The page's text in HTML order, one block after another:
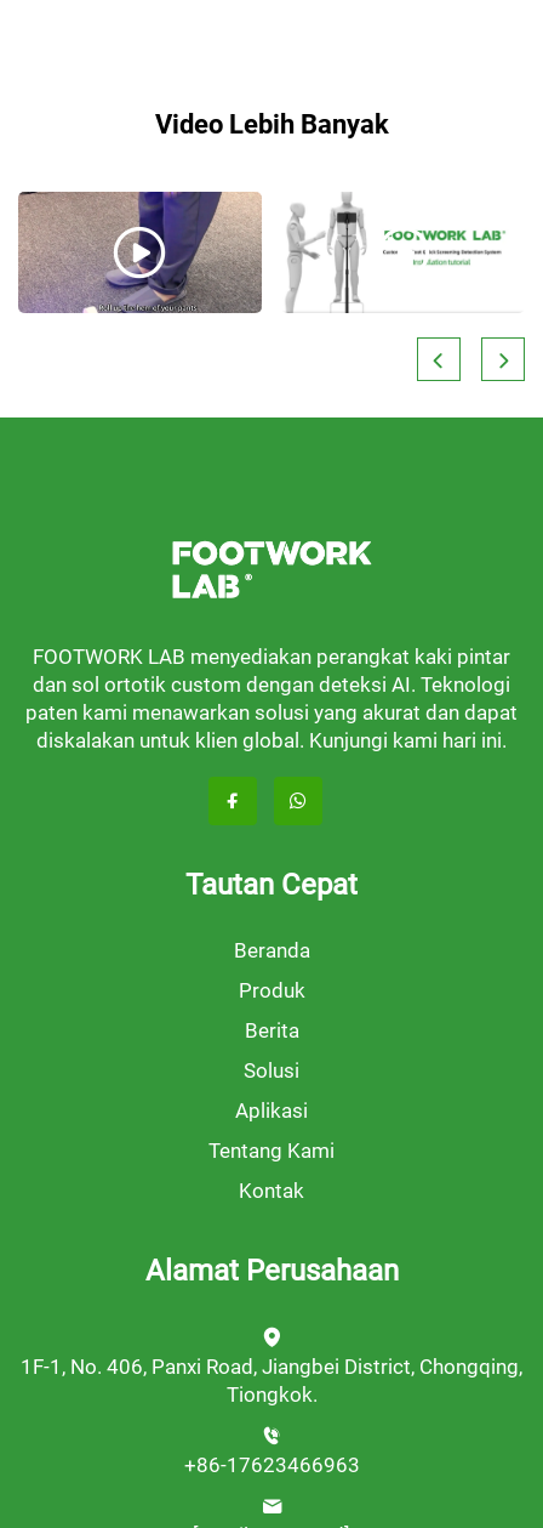
Video Lebih Banyak
FOOTWORK LAB menyediakan perangkat kaki pintar
dan sol ortotik custom dengan deteksi AI. Teknologi
paten kami menawarkan solusi yang akurat dan dapat
diskalakan untuk klien global. Kunjungi kami hari ini.
Tautan Cepat
Beranda
Produk
Berita
Solusi
Aplikasi
Tentang Kami
Kontak
Alamat Perusahaan
1F-1, No. 406, Panxi Road, Jiangbei District, Chongqing,
Tiongkok.
+86-17623466963